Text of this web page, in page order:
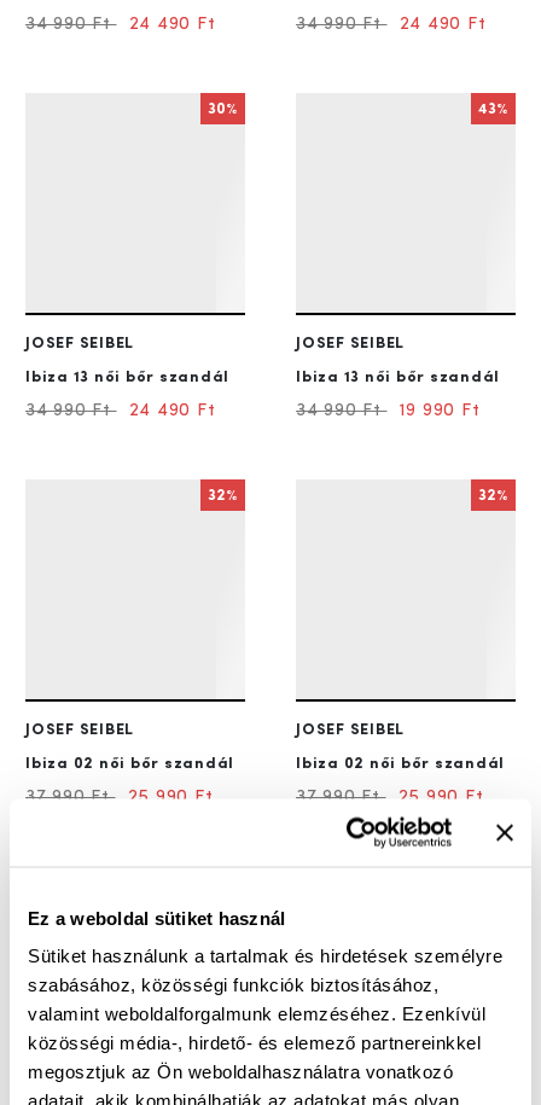
Ez a weboldal sütiket használ
Sütiket használunk a tartalmak és hirdetések személyre
szabásához, közösségi funkciók biztosításához,
valamint weboldalforgalmunk elemzéséhez. Ezenkívül
közösségi média-, hirdető- és elemező partnereinkkel
megosztjuk az Ön weboldalhasználatra vonatkozó
adatait, akik kombinálhatják az adatokat más olyan
34 990 Ft 24 490 Ft 34 990 Ft 24 490 Ft
30%
JOSEF SEIBEL
Ibiza 13 női bőr szandál
34 990 Ft 24 490 Ft
43%
JOSEF SEIBEL
Ibiza 13 női bőr szandál
34 990 Ft 19 990 Ft
32%
JOSEF SEIBEL
Ibiza 02 női bőr szandál
37 990 Ft 25 990 Ft
32%
JOSEF SEIBEL
Ibiza 02 női bőr szandál
37 990 Ft 25 990 Ft